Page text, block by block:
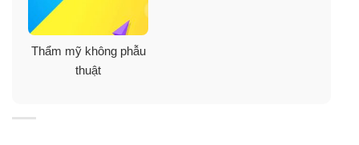
Tinh chất trong ống tiêm cá hồi Placentex Mastelli DNA
Placentex Italia giúp hình thành Collagen cải thiện sẹo,
tăng độ đàn hồi, giúp da mịn màng, săn chắc hơn.
Thẩm mỹ không phẫu
thuật